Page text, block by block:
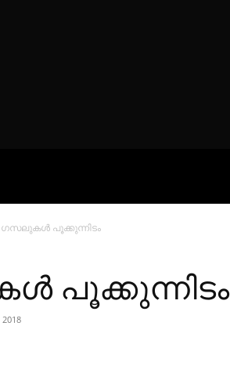
ഗസലുകൾ പൂക്കുന്നിടം
പൂക്കുന്നിടം